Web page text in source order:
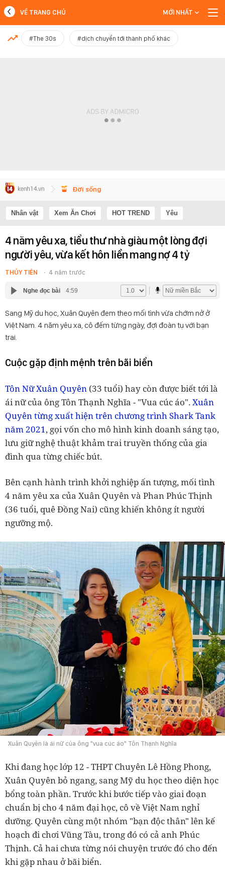
MỚI NHẤT
VỀ TRANG CHỦ MỚI NHẤT
#The 30s #dịch chuyển tới thành phố khác
Đời sống
Nhân vật Xem Ăn Chơi HOT TREND Yêu
4 năm yêu xa, tiểu thư nhà giàu một lòng đợi
người yêu, vừa kết hôn liền mang nợ 4 tỷ
THỦY TIÊN 4 năm trước
Nghe đọc bài 4:59
Sang Mỹ du học, Xuân Quyên đem theo mối tình vừa chớm nở ở
Việt Nam. 4 năm yêu xa, cô đếm từng ngày, đợi đoàn tụ với bạn
trai.
Cuộc gặp định mệnh trên bãi biển
Tôn Nữ Xuân Quyên (33 tuổi) hay còn được biết tới là
ái nữ của ông Tôn Thạnh Nghĩa - "Vua cúc áo". Xuân
Quyên từng xuất hiện trên chương trình Shark Tank
năm 2021, gọi vốn cho mô hình kinh doanh sáng tạo,
lưu giữ nghệ thuật khảm trai truyền thống của gia
đình qua từng chiếc bút.
Bên cạnh hành trình khởi nghiệp ấn tượng, mối tình
4 năm yêu xa của Xuân Quyên và Phan Phúc Thịnh
(36 tuổi, quê Đồng Nai) cũng khiến không ít người
ngưỡng mộ.
Xuân Quyên là ái nữ của ông "vua cúc áo" Tôn Thạnh Nghĩa
Khi đang học lớp 12 - THPT Chuyên Lê Hồng Phong,
Xuân Quyên bỏ ngang, sang Mỹ du học theo diện học
bổng toàn phần. Trước khi bước tiếp vào giai đoạn
chuẩn bị cho 4 năm đại học, cô về Việt Nam nghỉ
dưỡng. Quyên cùng một nhóm "bạn độc thân" lên kế
hoạch đi chơi Vũng Tàu, trong đó có cả anh Phúc
Thịnh. Cả hai chưa từng nói chuyện trước đó cho đến
khi gặp nhau ở bãi biển.